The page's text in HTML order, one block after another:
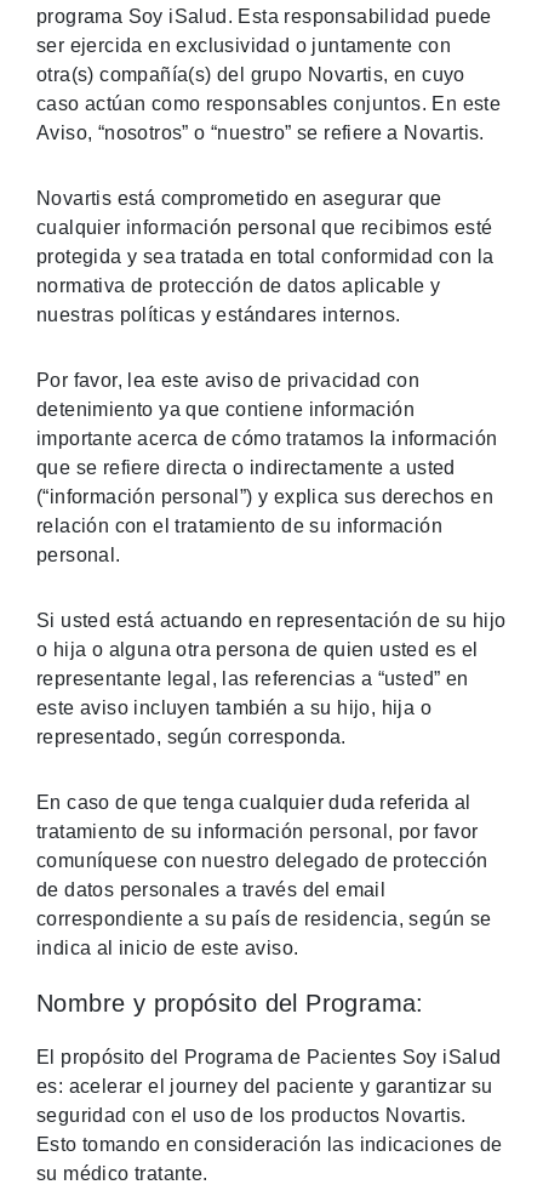
programa Soy iSalud. Esta responsabilidad puede
ser ejercida en exclusividad o juntamente con
otra(s) compañía(s) del grupo Novartis, en cuyo
caso actúan como responsables conjuntos. En este
Aviso, “nosotros” o “nuestro” se refiere a Novartis.
Novartis está comprometido en asegurar que
cualquier información personal que recibimos esté
protegida y sea tratada en total conformidad con la
normativa de protección de datos aplicable y
nuestras políticas y estándares internos.
Por favor, lea este aviso de privacidad con
detenimiento ya que contiene información
importante acerca de cómo tratamos la información
que se refiere directa o indirectamente a usted
(“información personal”) y explica sus derechos en
relación con el tratamiento de su información
personal.
Si usted está actuando en representación de su hijo
o hija o alguna otra persona de quien usted es el
representante legal, las referencias a “usted” en
este aviso incluyen también a su hijo, hija o
representado, según corresponda.
En caso de que tenga cualquier duda referida al
tratamiento de su información personal, por favor
comuníquese con nuestro delegado de protección
de datos personales a través del email
correspondiente a su país de residencia, según se
indica al inicio de este aviso.
Nombre y propósito del Programa:
El propósito del Programa de Pacientes Soy iSalud
es: acelerar el journey del paciente y garantizar su
seguridad con el uso de los productos Novartis.
Esto tomando en consideración las indicaciones de
su médico tratante.